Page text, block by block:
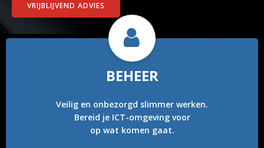
VRIJBLIJVEND ADVIES
BEHEER
Veilig en onbezorgd slimmer werken.
Bereid je ICT-omgeving voor
op wat komen gaat.